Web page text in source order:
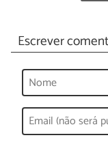
Escrever